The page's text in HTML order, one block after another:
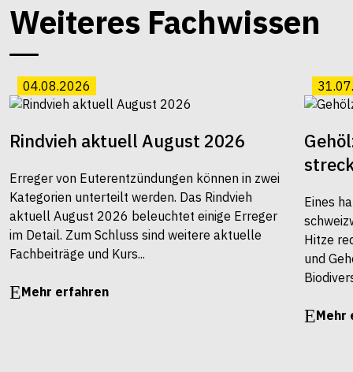
Weiteres Fachwissen
04.08.2026
Rindvieh aktuell August 2026
Erreger von Euterentzündungen können in zwei
Kategorien unterteilt werden. Das Rindvieh
aktuell August 2026 beleuchtet einige Erreger
im Detail. Zum Schluss sind weitere aktuelle
Fachbeiträge und Kurs...
Mehr erfahren
Eines
Hitze
und
Mehr